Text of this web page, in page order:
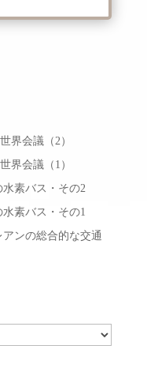
界会議（2）
界会議（1）
水素バス・その2
素バス・その1
ンの総合的な交通